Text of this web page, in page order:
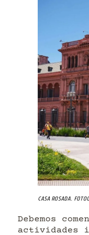
Casa Rosada.
Debemos
actividades